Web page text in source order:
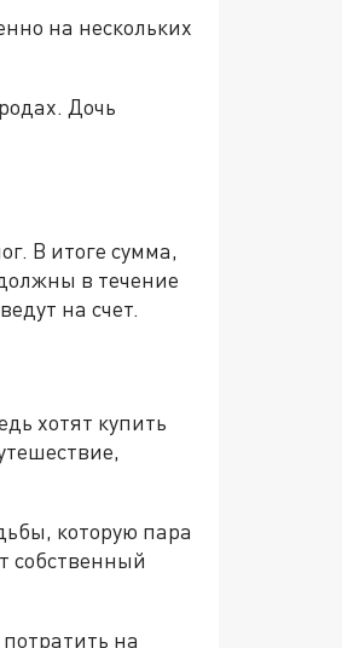
на нескольких
Дочь
В итоге сумма,
в течение
на счет.
хотят купить
которую пара
собственный
на